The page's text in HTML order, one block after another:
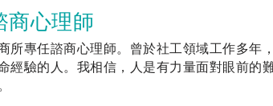
商心理師
所專任諮商心理師。曾於社工領域工作多年
經驗的人。我相信，人是有力量面對眼前的